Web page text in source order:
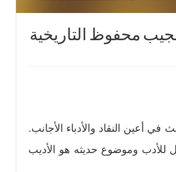
محفوظ التاريخية
أعين النقاد والأدباء الأجانب.
للأدب وموضوع حديثه هو الأديب